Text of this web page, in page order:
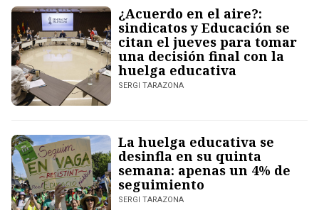
¿Acuerdo en el aire?:
sindicatos y Educación se
citan el jueves para tomar
una decisión final con la
huelga educativa
SERGI TARAZONA
La huelga educativa se
desinfla en su quinta
semana: apenas un 4% de
seguimiento
SERGI TARAZONA